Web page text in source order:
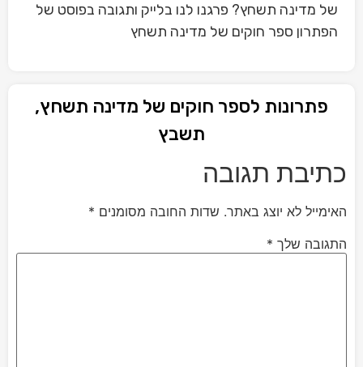
של מדינה תשחץ? פרגנו לנו בלייק ותגובה בפוסט של
הפתרון ספר חוקים של מדינה תשחץ
פתרונות לספר חוקים של מדינה תשחץ,
תשבץ
כתיבת תגובה
האימייל לא יוצג באתר. שדות החובה מסומנים *
התגובה שלך *